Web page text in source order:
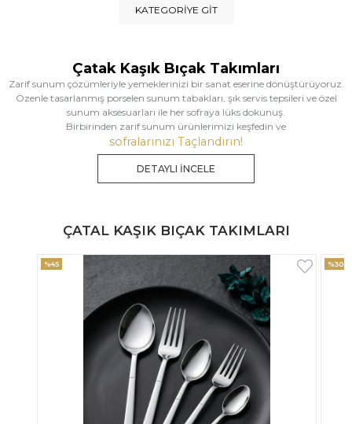
KATEGORIYE GIT
Çatak Kaşık Bıçak Takımları
Zarif sunum çözümleriyle yemeklerinizi bir sanat eserine dönüştürüyoruz.
Özenle tasarlanmış porselen sunum tabakları, şık servis tepsileri ve özel
sunum aksesuarları ile her sofraya lüks dokunuş.
Birbirinden zarif sunum ürünlerimizi keşfedin ve
sofralarınızı Taçlandırın!
DETAYLI İNCELE
ÇATAL KAŞIK BIÇAK TAKIMLARI
%30 %33